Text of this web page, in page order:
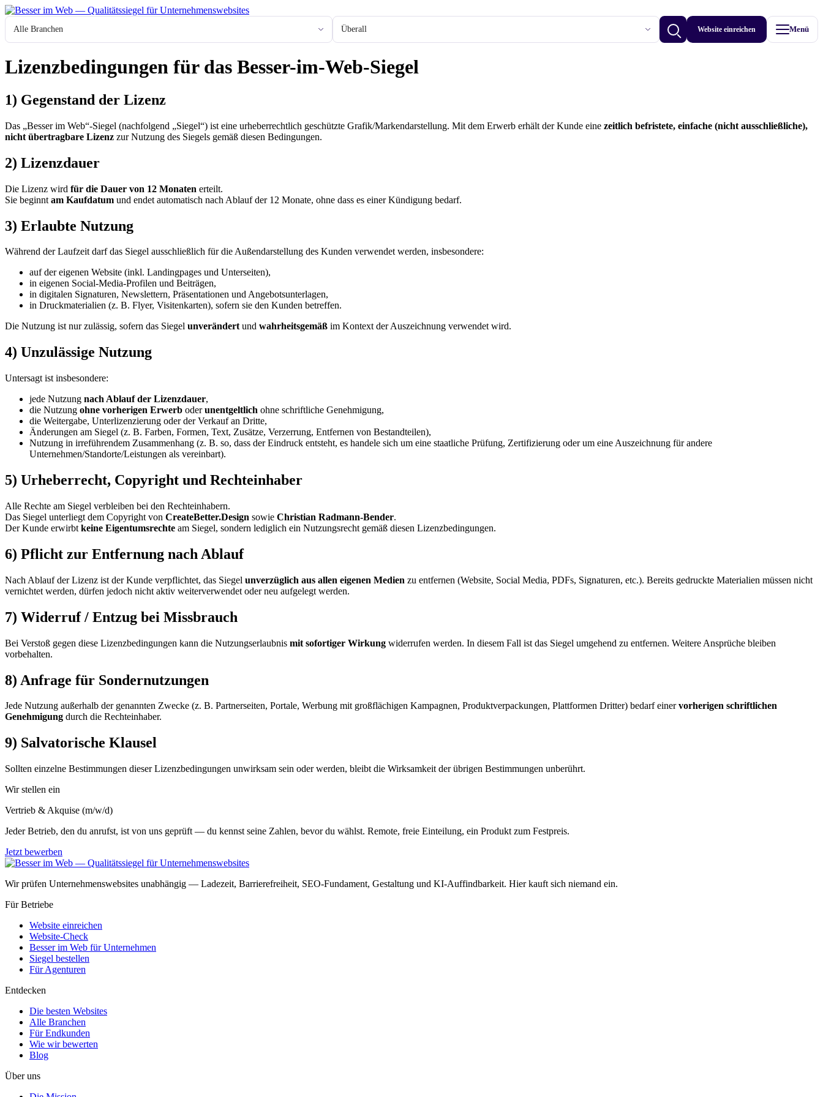
Zum
Inhalt
springen
Branche Stadt oder Region
Betriebe anzeigen
Website einreichen Menü
Lizenzbedingungen für das Besser-im-Web-Siegel
1) Gegenstand der Lizenz
Das „Besser im Web“-Siegel (nachfolgend „Siegel“) ist eine urheberrechtlich geschützte Grafik/Markendarstellung. Mit dem Erwerb erhält der Kunde eine zeitlich befristete, einfache (nicht ausschließliche),
nicht übertragbare Lizenz zur Nutzung des Siegels gemäß diesen Bedingungen.
2) Lizenzdauer
Die Lizenz wird für die Dauer von 12 Monaten erteilt.
Sie beginnt am Kaufdatum und endet automatisch nach Ablauf der 12 Monate, ohne dass es einer Kündigung bedarf.
3) Erlaubte Nutzung
Während der Laufzeit darf das Siegel ausschließlich für die Außendarstellung des Kunden verwendet werden, insbesondere:
auf der eigenen Website (inkl. Landingpages und Unterseiten),
in eigenen Social-Media-Profilen und Beiträgen,
in digitalen Signaturen, Newslettern, Präsentationen und Angebotsunterlagen,
in Druckmaterialien (z. B. Flyer, Visitenkarten), sofern sie den Kunden betreffen.
Die Nutzung ist nur zulässig, sofern das Siegel unverändertund wahrheitsgemäß im Kontext der Auszeichnung verwendet wird.
4) Unzulässige Nutzung
Untersagt ist insbesondere:
jede Nutzung nach Ablauf der Lizenzdauer,
die Nutzung ohne vorherigen Erwerb oderunentgeltlich ohne schriftliche Genehmigung,
die Weitergabe, Unterlizenzierung oder der Verkauf an Dritte,
Änderungen am Siegel (z. B. Farben, Formen, Text, Zusätze, Verzerrung, Entfernen von Bestandteilen),
Nutzung in irreführendem Zusammenhang (z. B. so, dass der Eindruck entsteht, es handele sich um eine staatliche Prüfung, Zertifizierung oder um eine Auszeichnung für andere
Unternehmen/Standorte/Leistungen als vereinbart).
5) Urheberrecht, Copyright und Rechteinhaber
Alle Rechte am Siegel verbleiben bei den Rechteinhabern.
Das Siegel unterliegt dem Copyright von CreateBetter.Design sowie Christian Radmann-Bender.
Der Kunde erwirbt keine Eigentumsrechte am Siegel, sondern lediglich ein Nutzungsrecht gemäß diesen Lizenzbedingungen.
6) Pflicht zur Entfernung nach Ablauf
Nach Ablauf der Lizenz ist der Kunde verpflichtet, das Siegel unverzüglich aus allen eigenen Medien zu entfernen (Website, Social Media, PDFs, Signaturen, etc.). Bereits gedruckte Materialien müssen nicht
vernichtet werden, dürfen jedoch nicht aktiv weiterverwendet oder neu aufgelegt werden.
7) Widerruf / Entzug bei Missbrauch
Bei Verstoß gegen diese Lizenzbedingungen kann die Nutzungserlaubnis mit sofortiger Wirkung widerrufen werden. In diesem Fall ist das Siegel umgehend zu entfernen. Weitere Ansprüche bleiben
vorbehalten.
8) Anfrage für Sondernutzungen
Jede Nutzung außerhalb der genannten Zwecke (z. B. Partnerseiten, Portale, Werbung mit großflächigen Kampagnen, Produktverpackungen, Plattformen Dritter) bedarf einervorherigen schriftlichen
Genehmigung durch die Rechteinhaber.
9) Salvatorische Klausel
Sollten einzelne Bestimmungen dieser Lizenzbedingungen unwirksam sein oder werden, bleibt die Wirksamkeit der übrigen Bestimmungen unberührt.
Wir stellen ein
Vertrieb & Akquise (m/w/d)
Jeder Betrieb, den du anrufst, ist von uns geprüft — du kennst seine Zahlen, bevor du wählst. Remote, freie Einteilung, ein Produkt zum Festpreis.
Jetzt bewerben
Wir prüfen Unternehmenswebsites unabhängig — Ladezeit, Barrierefreiheit, SEO-Fundament, Gestaltung und KI-Auffindbarkeit. Hier kauft sich niemand ein.
Für Betriebe
Website einreichen
Website-Check
Besser im Web für Unternehmen
Siegel bestellen
Für Agenturen
Entdecken
Die besten Websites
Alle Branchen
Für Endkunden
Wie wir bewerten
Blog
Über uns